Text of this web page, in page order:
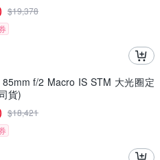
$19,378
f/2 Macro IS STM 大光圈定
貨)
$18,421